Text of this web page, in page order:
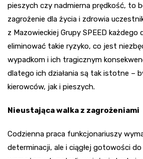
pieszych czy nadmierna prędkość, to
zagrożenie dla życia i zdrowia
z Mazowieckiej Grupy SPEED każdego
eliminować takie ryzyko, co jest
wypadkom i ich tragicznym
dlatego ich działania są tak istotne –
kierowców, jak i pieszych.
Nieustająca walka z zagrożeniami
Codzienna praca funkcjonariuszy
determinacji, ale i ciągłej gotowości